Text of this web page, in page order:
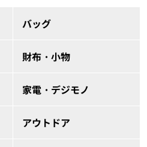
バッグ
財布・小物
家電・デジモノ
アウトドア